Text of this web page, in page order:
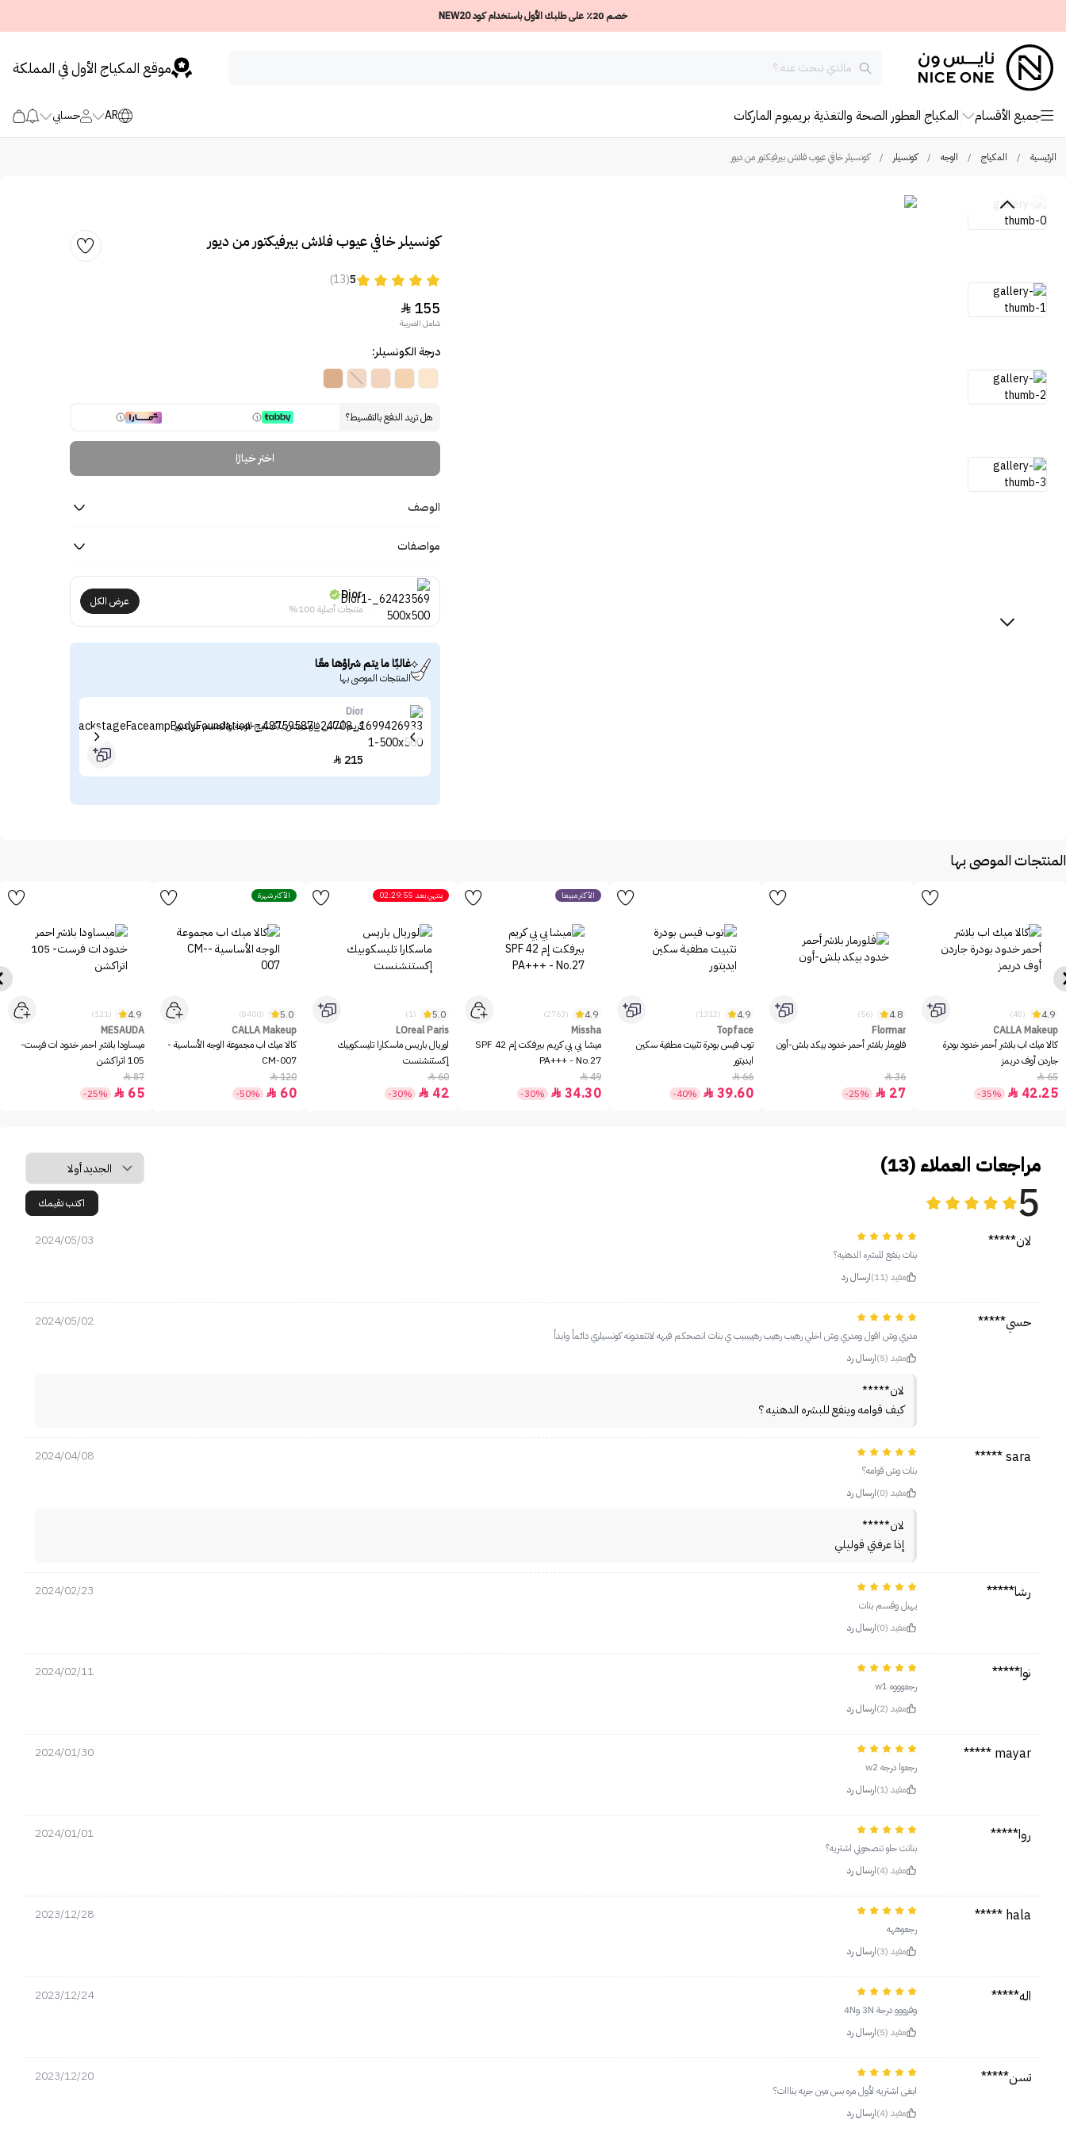
خصم 20٪ على طلبك الأول باستخدام كود NEW20
موقع المكياج الأول في المملكة
جميع الأقسام المكياج العطور الصحة والتغذية بريميوم الماركات AR حسابي
الرئيسية / المكياج / الوجه / كونسيلر / كونسيلر خافي عيوب فلاش بيرفيكتور من ديور
كونسيلر خافي عيوب فلاش بيرفيكتور من ديور
5
(13)
155

شامل الضريبة
درجة الكونسيلر:
هل تريد الدفع بالتقسيط؟
اختر خيارًا
الوصف
مواصفات
Dior
منتجات أصلية 100%
عرض الكل
غالبًا ما يتم شراؤها معًا
المنتجات الموصى بها
Dior
كريم أساس فاونديشن باكستيج للوجه والجسم من ديور
215

المنتجات الموصى بها
4.9
(48)
CALLA Makeup
كالا ميك اب بلاشر أحمر خدود بودرة
جاردن أوف دريمز
65

42.25

-35%
4.8
(56)
Flormar
فلورمار بلاشر أحمر خدود بيكد بلش-أون
36

27

-25%
4.9
(1312)
Topface
توب فيس بودرة تثبيت مطفية سكين
ايديتور
66

39.60

-40%
الأكثر مبيعاً
4.9
(2763)
Missha
ميشا بي بي كريم بيرفكت إم SPF 42
PA+++ - No.27
49

34.30

-30%
ينتهي بعد 02:29:55
5.0
(1)
LOreal Paris
لوريال باريس ماسكارا تليسكوبيك
إكستنشنست
60

42

-30%
الأكثر شهرة
5.0
(8400)
CALLA Makeup
كالا ميك اب مجموعة الوجه الأساسية -
CM-007
120

60

-50%
4.9
(121)
MESAUDA
ميساودا بلاشر احمر خدود ات فرست-
105 اتراكشن
87

65

-25%
مراجعات العملاء (13)
5 اكتب تقيمك
لان***** 2024/05/03
بنات ينفع للبشره الدهنيه؟
مفيد (11)
ارسال رد
حسي***** 2024/05/02
مدري وش اقول ومدري وش اخلي رهيب رهيب رهيببببب ي بنات انصحكم فيهه لاتتعدونه كونسيلري دائماً وابداً
مفيد (5)
ارسال رد
لان*****
كيف قوامه وينفع للبشره الدهنيه ؟
sara *****
2024/04/08
بنات وش قوامه؟
مفيد (0)
ارسال رد
لان*****
إذا عرفتي قوليلي
رشا***** 2024/02/23
يهبل وقسم بنات
مفيد (0)
ارسال رد
نوا***** 2024/02/11
رجعوووه w1
مفيد (2)
ارسال رد
mayar *****
2024/01/30
رجعوا درجه w2
مفيد (1)
ارسال رد
روا***** 2024/01/01
بناتت حلو تنصحوني اشتريه؟
مفيد (4)
ارسال رد
hala *****
2023/12/28
رجعوههه
مفيد (3)
ارسال رد
اله***** 2023/12/24
وفرووو درجة 3N و4N
مفيد (5)
ارسال رد
تسن***** 2023/12/20
ابغى اشتريه لأول مره بس مين جربه بنااات؟
مفيد (4)
ارسال رد